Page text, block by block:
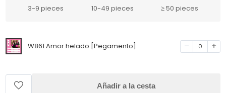
3-9 pieces 10-49 pieces ≥ 50 pieces
W861 Amor helado [Pegamento] 0
Añadir a la cesta